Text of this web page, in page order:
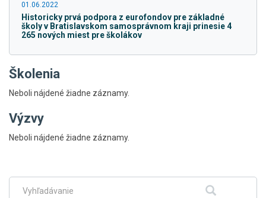
01.06.2022
Historicky prvá podpora z eurofondov pre základné
školy v Bratislavskom samosprávnom kraji prinesie 4
265 nových miest pre školákov
Školenia
Neboli nájdené žiadne záznamy.
Výzvy
Neboli nájdené žiadne záznamy.
menu
Fulltextové
Hľadať